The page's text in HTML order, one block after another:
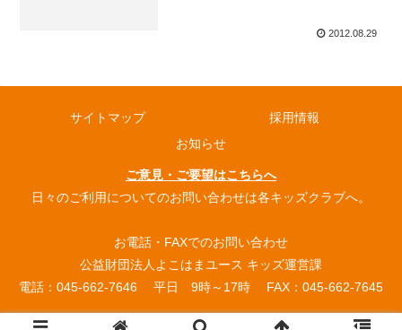
2012.08.29
サイトマップ
採用情報
お知らせ
ご意見・ご要望はこちらへ
日々のご利用についてのお問い合わせは各キッズクラブへ。
お電話・FAXでのお問い合わせ
公益財団法人よこはまユース キッズ運営課
電話：045-662-7646 平日 9時～17時 FAX：045-662-7645